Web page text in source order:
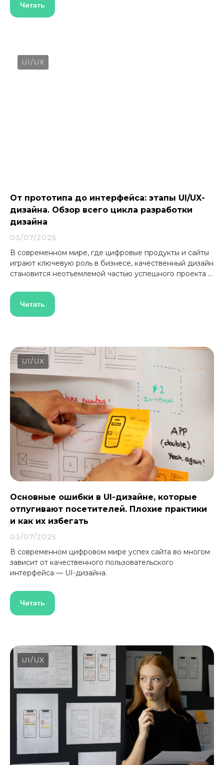
Читать
UI/UX
От прототипа до интерфейса: этапы UI/UX-
дизайна. Обзор всего цикла разработки
дизайна
03/07/2025
В современном мире, где цифровые продукты и сайты
играют ключевую роль в бизнесе, качественный дизайн
становится неотъемлемой частью успешного проекта ...
Читать
UI/UX
Основные ошибки в UI-дизайне, которые
отпугивают посетителей. Плохие практики
и как их избегать
03/07/2025
В современном цифровом мире успех сайта во многом
зависит от качественного пользовательского
интерфейса — UI-дизайна.
Читать
UI/UX